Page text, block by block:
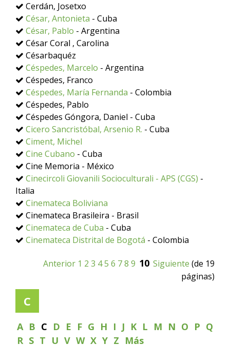
Cerdán, Josetxo
César, Antonieta - Cuba
César, Pablo - Argentina
César Coral , Carolina
Césarbaquéz
Céspedes, Marcelo - Argentina
Céspedes, Franco
Céspedes, María Fernanda - Colombia
Céspedes, Pablo
Céspedes Góngora, Daniel - Cuba
Cicero Sancristóbal, Arsenio R. - Cuba
Ciment, Michel
Cine Cubano - Cuba
Cine Memoria - México
Cinecircoli Giovanili Socioculturali - APS (CGS) -
Italia
Cinemateca Boliviana
Cinemateca Brasileira - Brasil
Cinemateca de Cuba - Cuba
Cinemateca Distrital de Bogotá - Colombia
Anterior 1 2 3 45 6 78 9 10 Siguiente (de 19
páginas)
C
A B C D E F G H I J K L M N O P Q
R S T U V W X Y Z Más